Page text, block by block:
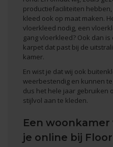
productiefaciliteiten
kleed ook op maat maken.
vloerkleed nodig, een
gang vloerkleed? Ook dan
karpet dat past bij de
kamer.
En wist je dat wij ook
weerbestendig en kunnen
dus het hele jaar gebruiken
stijlvol aan te kleden.
Een
je online bij